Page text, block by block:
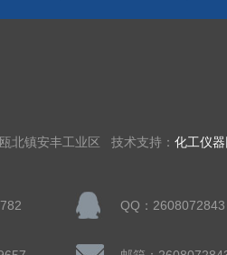
北镇安丰工业区 技术支持： 化工仪
QQ：2608072843